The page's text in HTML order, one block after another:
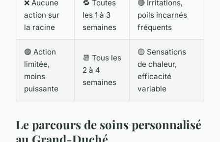
❌ Aucune
action sur
la racine
🔁 Toutes
les 1 à 3
semaines
🔴 Irritations,
poils incarnés
fréquents
🟢 Action
limitée,
moins
puissante
📆 Tous les
2 à 4
semaines
🟡 Sensations
de chaleur,
efficacité
variable
Le parcours de soins personnalisé